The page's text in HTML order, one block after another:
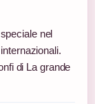
nel
di La grande